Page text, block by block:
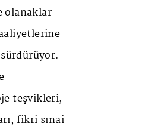
olanaklar
teşvikleri,
fikri sınai